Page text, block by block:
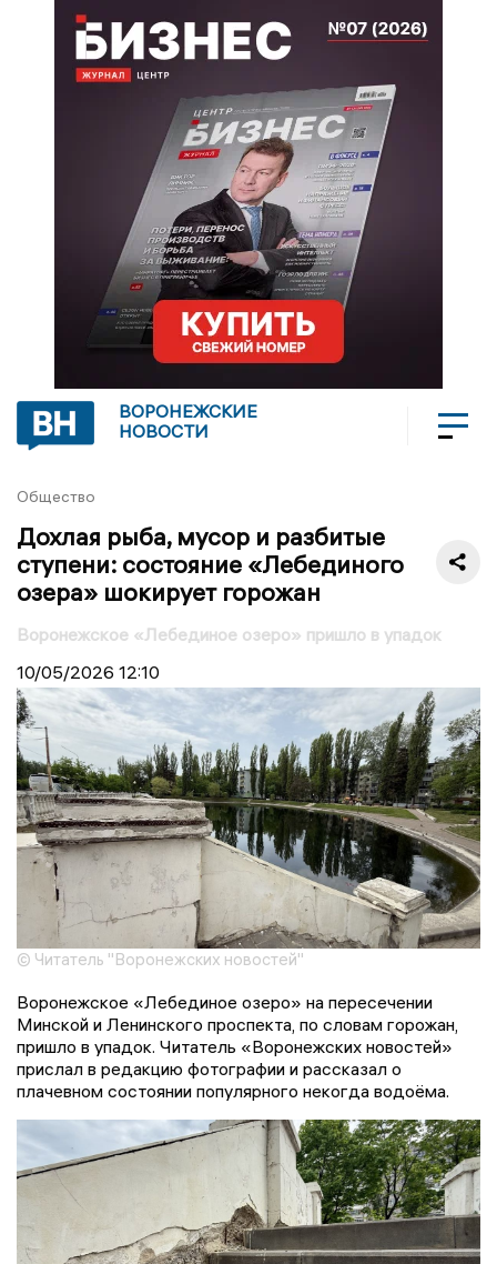
ВОРОНЕЖСКИЕ
НОВОСТИ
Общество
Дохлая рыба, мусор и разбитые
ступени: состояние «Лебединого
озера» шокирует горожан
Воронежское «Лебединое озеро» пришло в упадок
10/05/2026 12:10
© Читатель "Воронежских новостей"
Воронежское «Лебединое озеро» на пересечении
Минской и Ленинского проспекта, по словам горожан,
пришло в упадок. Читатель «Воронежских новостей»
прислал в редакцию фотографии и рассказал о
плачевном состоянии популярного некогда водоёма.